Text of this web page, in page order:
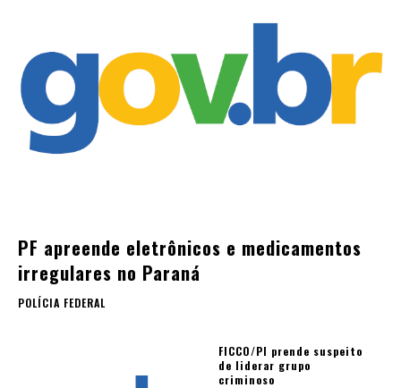
PF apreende eletrônicos e medicamentos
irregulares no Paraná
POLÍCIA FEDERAL
FICCO/PI prende suspeito
de liderar grupo
criminoso